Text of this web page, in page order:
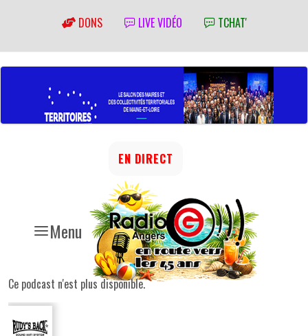
DONS LIVE VIDÉO TCHAT'
Menu
EN DIRECT
Ce podcast n'est plus disponible.